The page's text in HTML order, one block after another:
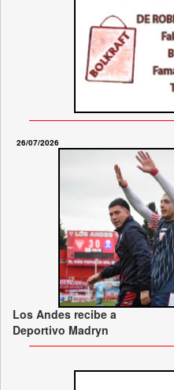
26/07/2026
Los Andes recibe a
Deportivo Madryn